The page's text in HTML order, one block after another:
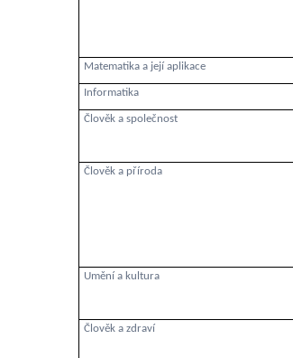
Matematika a její aplikace
Informatika
Člověk a společnost
Člověk a příroda
Umění a kultura
Člověk a zdraví